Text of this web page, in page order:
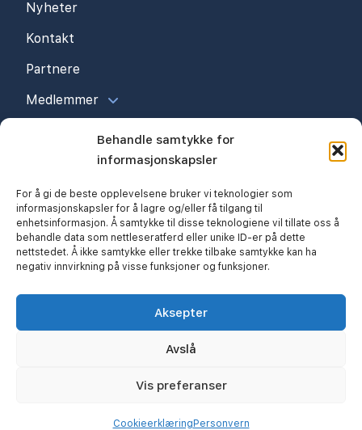
Behandle samtykke for
informasjonskapsler
For å gi de beste opplevelsene bruker vi teknologier som
informasjonskapsler for å lagre og/eller få tilgang til
enhetsinformasjon. Å samtykke til disse teknologiene vil tillate oss å
behandle data som nettleseratferd eller unike ID-er på dette
nettstedet. Å ikke samtykke eller trekke tilbake samtykke kan ha
negativ innvirkning på visse funksjoner og funksjoner.
Aksepter
Avslå
Vis preferanser
Cookieerklæring Personvern
Nyheter
Kontakt
Partnere
Medlemmer
© 2026 Kristiansand Byggmesterforening
Personvern
Cookieerklæring (EU)
Edney Media & Design